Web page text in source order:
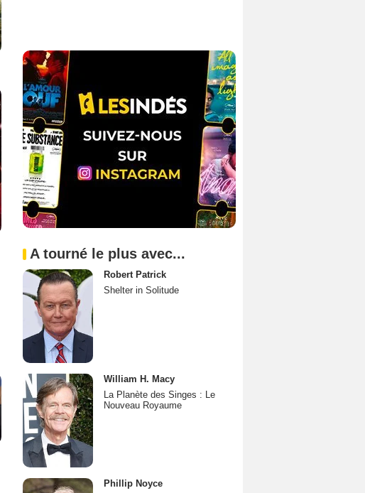
A tourné le plus avec...
Robert Patrick
Shelter in Solitude
William H. Macy
La Planète des Singes : Le
Nouveau Royaume
Phillip Noyce